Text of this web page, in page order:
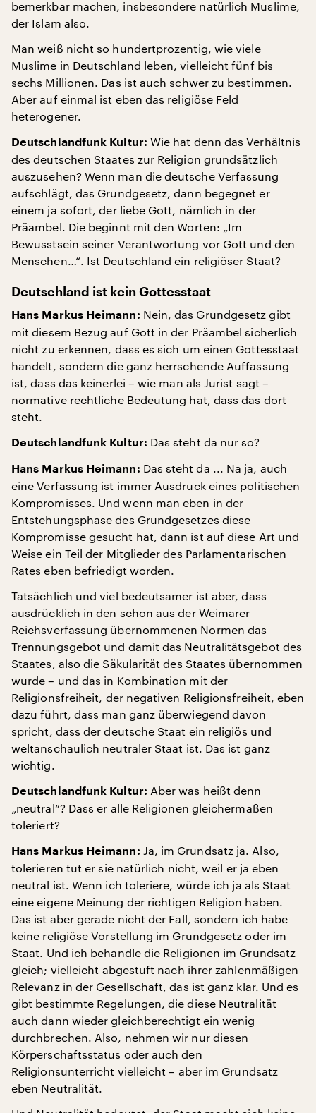
bemerkbar machen, insbesondere natürlich Muslime,
der Islam also.
Man weiß nicht so hundertprozentig, wie viele
Muslime in Deutschland leben, vielleicht fünf bis
sechs Millionen. Das ist auch schwer zu bestimmen.
Aber auf einmal ist eben das religiöse Feld
heterogener.
Deutschlandfunk Kultur: Wie hat denn das Verhältnis
des deutschen Staates zur Religion grundsätzlich
auszusehen? Wenn man die deutsche Verfassung
aufschlägt, das Grundgesetz, dann begegnet er
einem ja sofort, der liebe Gott, nämlich in der
Präambel. Die beginnt mit den Worten: „Im
Bewusstsein seiner Verantwortung vor Gott und den
Menschen…“. Ist Deutschland ein religiöser Staat?
Deutschland ist kein Gottesstaat
Hans Markus Heimann: Nein, das Grundgesetz gibt
mit diesem Bezug auf Gott in der Präambel sicherlich
nicht zu erkennen, dass es sich um einen Gottesstaat
handelt, sondern die ganz herrschende Auffassung
ist, dass das keinerlei – wie man als Jurist sagt –
normative rechtliche Bedeutung hat, dass das dort
steht.
Deutschlandfunk Kultur: Das steht da nur so?
Hans Markus Heimann: Das steht da ... Na ja, auch
eine Verfassung ist immer Ausdruck eines politischen
Kompromisses. Und wenn man eben in der
Entstehungsphase des Grundgesetzes diese
Kompromisse gesucht hat, dann ist auf diese Art und
Weise ein Teil der Mitglieder des Parlamentarischen
Rates eben befriedigt worden.
Tatsächlich und viel bedeutsamer ist aber, dass
ausdrücklich in den schon aus der Weimarer
Reichsverfassung übernommenen Normen das
Trennungsgebot und damit das Neutralitätsgebot des
Staates, also die Säkularität des Staates übernommen
wurde – und das in Kombination mit der
Religionsfreiheit, der negativen Religionsfreiheit, eben
dazu führt, dass man ganz überwiegend davon
spricht, dass der deutsche Staat ein religiös und
weltanschaulich neutraler Staat ist. Das ist ganz
wichtig.
Deutschlandfunk Kultur: Aber was heißt denn
„neutral“? Dass er alle Religionen gleichermaßen
toleriert?
Hans Markus Heimann: Ja, im Grundsatz ja. Also,
tolerieren tut er sie natürlich nicht, weil er ja eben
neutral ist. Wenn ich toleriere, würde ich ja als Staat
eine eigene Meinung der richtigen Religion haben.
Das ist aber gerade nicht der Fall, sondern ich habe
keine religiöse Vorstellung im Grundgesetz oder im
Staat. Und ich behandle die Religionen im Grundsatz
gleich; vielleicht abgestuft nach ihrer zahlenmäßigen
Relevanz in der Gesellschaft, das ist ganz klar. Und es
gibt bestimmte Regelungen, die diese Neutralität
auch dann wieder gleichberechtigt ein wenig
durchbrechen. Also, nehmen wir nur diesen
Körperschaftsstatus oder auch den
Religionsunterricht vielleicht – aber im Grundsatz
eben Neutralität.